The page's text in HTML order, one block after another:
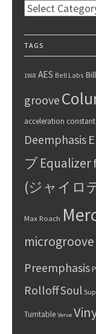
Categories
TAGS
1968 AES Bell Labs
groove
acceleration
Deemphasis
ブEqualizer
(ジャイロ
Max Roach
microgroove
Preemphasis
RolloffSoul
Turntable Verve